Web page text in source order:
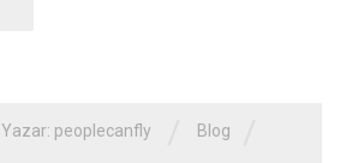
Yazar: peoplecanfly Blog